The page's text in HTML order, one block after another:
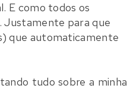
E como todos os
Justamente para que
que automaticamente
tudo sobre a minha